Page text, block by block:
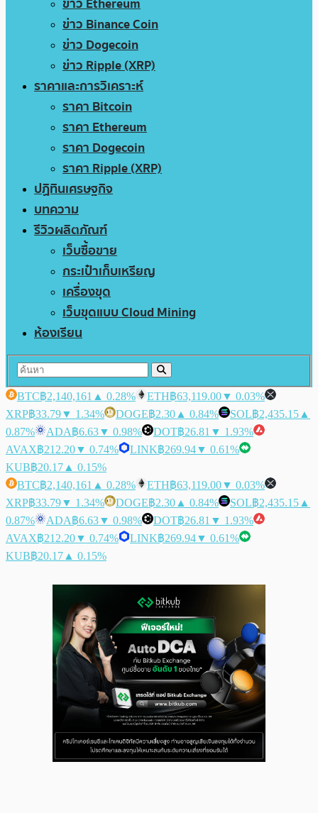
ข่าว Binance Coin
ข่าว Dogecoin
ข่าว Ripple (XRP)
ราคาและการวิเคราะห์
ราคา Bitcoin
ราคา Ethereum
ราคา Dogecoin
ราคา Ripple (XRP)
ปฏิทินเศรษฐกิจ
บทความ
รีวิวผลิตภัณฑ์
เว็บซื้อขาย
กระเป๋าเก็บเหรียญ
เครื่องขุด
เว็บขุดแบบ Cloud Mining
ห้องเรียน
BTC฿2,140,161 ▲ 0.28% ETH฿63,119.00▼ 0.03%
XRP฿33.79▼ 1.34% DOGE฿2.30 ▲ 0.84% SOL฿2,435.15 ▲
0.87%
ADA฿6.63▼ 0.98% DOT฿26.81 ▼ 1.93%
AVAX฿212.20▼ 0.74% LINK฿269.94▼ 0.61%
KUB฿20.17 ▲ 0.15%
BTC฿2,140,161 ▲ 0.28% ETH฿63,119.00▼ 0.03%
XRP฿33.79▼ 1.34% DOGE฿2.30 ▲ 0.84% SOL฿2,435.15 ▲
0.87%
ADA฿6.63▼ 0.98% DOT฿26.81 ▼ 1.93%
AVAX฿212.20▼ 0.74% LINK฿269.94▼ 0.61%
KUB฿20.17 ▲ 0.15%